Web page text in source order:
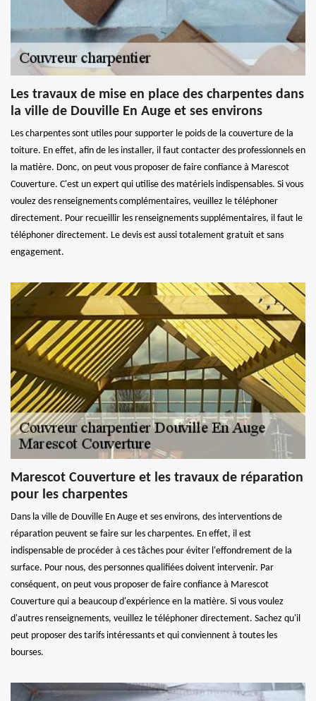
Les travaux de mise en place des charpentes dans
la ville de Douville En Auge et ses environs
Les charpentes sont utiles pour supporter le poids de la couverture de la
toiture. En effet, afin de les installer, il faut contacter des professionnels en
la matière. Donc, on peut vous proposer de faire confiance à Marescot
Couverture. C'est un expert qui utilise des matériels indispensables. Si vous
voulez des renseignements complémentaires, veuillez le téléphoner
directement. Pour recueillir les renseignements supplémentaires, il faut le
téléphoner directement. Le devis est aussi totalement gratuit et sans
engagement.
Marescot Couverture et les travaux de réparation
pour les charpentes
Dans la ville de Douville En Auge et ses environs, des interventions de
réparation peuvent se faire sur les charpentes. En effet, il est
indispensable de procéder à ces tâches pour éviter l'effondrement de la
surface. Pour nous, des personnes qualifiées doivent intervenir. Par
conséquent, on peut vous proposer de faire confiance à Marescot
Couverture qui a beaucoup d'expérience en la matière. Si vous voulez
d'autres renseignements, veuillez le téléphoner directement. Sachez qu'il
peut proposer des tarifs intéressants et qui conviennent à toutes les
bourses.